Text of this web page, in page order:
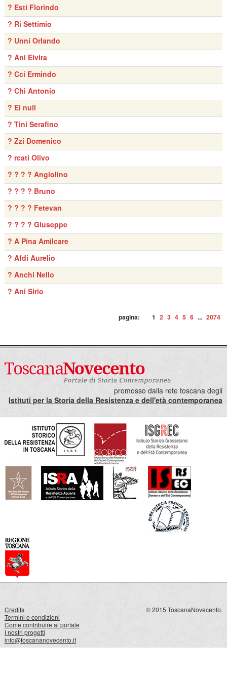
? Esti Florindo
? Ri Settimio
? Unni Orlando
? Ani Elvira
? Cci Ermindo
? Chi Antonio
? Ei null
? Tini Serafino
? Zzi Domenico
? rcati Olivo
? ? ? ? Angiolino
? ? ? ? Bruno
? ? ? ? Fetevan
? ? ? ? Giuseppe
? A Pina Amilcare
? Afdi Aurelio
? Anchi Nello
? Ani Sirio
pagina: 1 2 3 4 5 6 ... 2074
promosso dalla rete toscana degli
Istituti per la Storia della Resistenza e dell'età contemporanea
Credits
Termini e condizioni
Come contribuire al portale
I nostri progetti
info@toscananovecento.it
© 2015 ToscanaNovecento.